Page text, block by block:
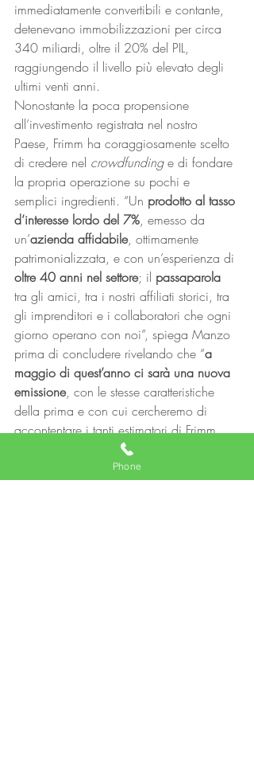
immediatamente convertibili e contante,
detenevano immobilizzazioni per circa
340 miliardi, oltre il 20% del PIL,
raggiungendo il livello più elevato degli
ultimi venti anni.
Nonostante la poca propensione
all’investimento registrata nel nostro
Paese, Frimm ha coraggiosamente scelto
di credere nel crowdfunding e di fondare
la propria operazione su pochi e
semplici ingredienti. “Un prodotto al tasso
d’interesse lordo del 7%, emesso da
un’azienda affidabile, ottimamente
patrimonializzata, e con un’esperienza di
oltre 40 anni nel settore; il passaparola
tra gli amici, tra i nostri affiliati storici, tra
gli imprenditori e i collaboratori che ogni
giorno operano con noi”, spiega Manzo
prima di concludere rivelando che “a
maggio di quest’anno ci sarà una nuova
emissione, con le stesse caratteristiche
della prima e con cui cercheremo di
accontentare i tanti estimatori di Frimm
che non sono riusciti a sottoscrivere
questa prima emissione e che ringrazio
Phone